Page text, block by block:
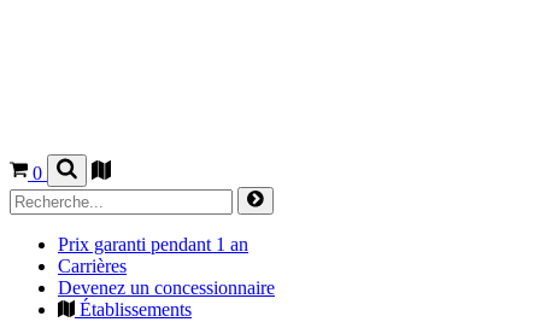
0
Prix garanti pendant 1 an
Carrières
Devenez un concessionnaire
Établissements